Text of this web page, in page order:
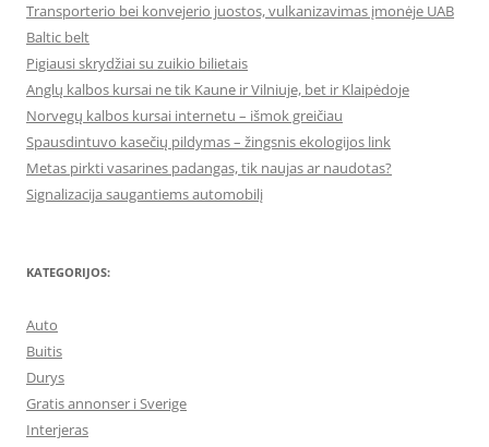
Transporterio bei konvejerio juostos, vulkanizavimas įmonėje UAB
Baltic belt
Pigiausi skrydžiai su zuikio bilietais
Anglų kalbos kursai ne tik Kaune ir Vilniuje, bet ir Klaipėdoje
Norvegų kalbos kursai internetu – išmok greičiau
Spausdintuvo kasečių pildymas – žingsnis ekologijos link
Metas pirkti vasarines padangas, tik naujas ar naudotas?
Signalizacija saugantiems automobilį
KATEGORIJOS:
Auto
Buitis
Durys
Gratis annonser i Sverige
Interjeras